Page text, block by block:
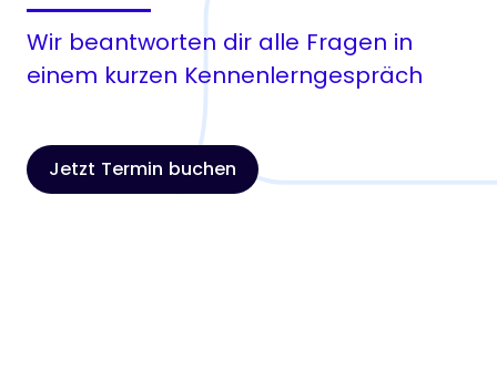
Wir beantworten dir alle Fragen in
einem kurzen Kennenlerngespräch
Jetzt Termin buchen